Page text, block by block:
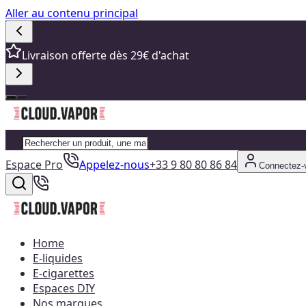
Aller au contenu principal
Livraison offerte dès 29€ d'achat
Espace Pro Appelez-nous+33 9 80 80 86 84 Connectez-
Home
E-liquides
E-cigarettes
Espaces DIY